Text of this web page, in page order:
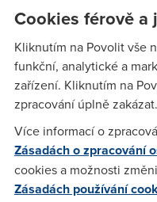
Středočeský kraj
10,83
8,48
Zlínský kraj
9,48
Je vidět, že nejrychleji
Vysočině a v Jihočeském
která se s rychlostí
Ve srovnání s loňským
kraj Vysočina. Průměrná
%," uvedla mluvčí serveru
Cookies férově a
Kliknutím na Povolit vše
funkční, analytické a
zařízení. Kliknutím na
zpracování úplně zakázat.
Více informací o
Zásadách o zpracování
cookies a možnosti
Zásadách používání